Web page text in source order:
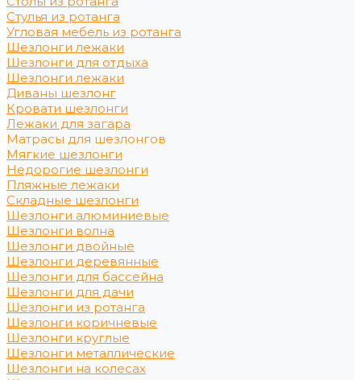
Стулья из ротанга
Угловая мебель из ротанга
Шезлонги лежаки
Шезлонги для отдыха
Шезлонги лежаки
Диваны шезлонг
Кровати шезлонги
Лежаки для загара
Матрасы для шезлонгов
Мягкие шезлонги
Недорогие шезлонги
Пляжные лежаки
Складные шезлонги
Шезлонги алюминиевые
Шезлонги волна
Шезлонги двойные
Шезлонги деревянные
Шезлонги для бассейна
Шезлонги для дачи
Шезлонги из ротанга
Шезлонги коричневые
Шезлонги круглые
Шезлонги металлические
Шезлонги на колесах